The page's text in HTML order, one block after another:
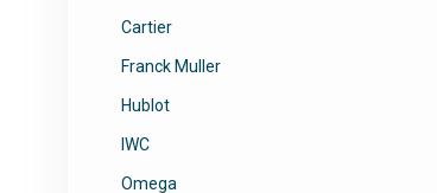
Cartier
Franck Muller
Hublot
IWC
Omega